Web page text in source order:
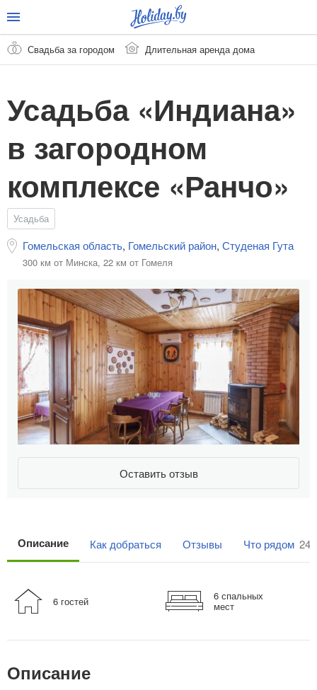
Свадьба за городом Длительная аренда дома
Усадьба «Индиана»
в загородном
комплексе «Ранчо»
Усадьба
Гомельская область, Гомельский район, Студеная Гута
300 км от Минска, 22 км от Гомеля
Оставить отзыв
Описание Как добраться Отзывы Что рядом 24
6 гостей 6 спальных
мест
Описание